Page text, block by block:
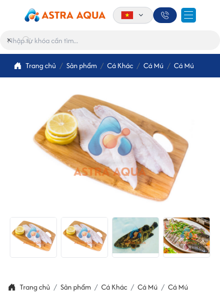
×
Trang chủ Sản phẩm Cá Khác Cá Mú Cá Mú
Trang chủ Sản phẩm Cá Khác Cá Mú Cá Mú